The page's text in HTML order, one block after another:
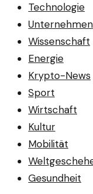
Technologie
Unternehmen
Wissenschaft
Energie
Krypto-News
Sport
Wirtschaft
Kultur
Mobilität
Gesundheit